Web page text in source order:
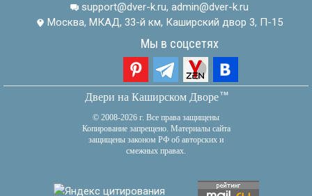
support@dver-k.ru, admin@dver-k.ru
Москва, МКАД, 33-й км, Каширский двор 3, П-15
Мы в соцсетях
Двери на Каширском Дворетм
© 2008-2026 г. Все права защищены
Копирование запрещено. Материалы сайта
защищены законом РФ об авторских и
смежных правах.